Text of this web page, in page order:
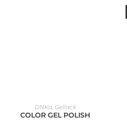
IN DEN WARENKORB
DNKa, Gellack
COLOR GEL POLISH